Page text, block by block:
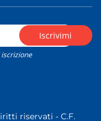
riservati - C.F.